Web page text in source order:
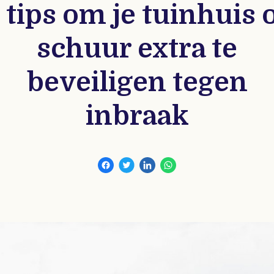
tips om je tuinhuis
schuur extra te
beveiligen tegen
inbraak